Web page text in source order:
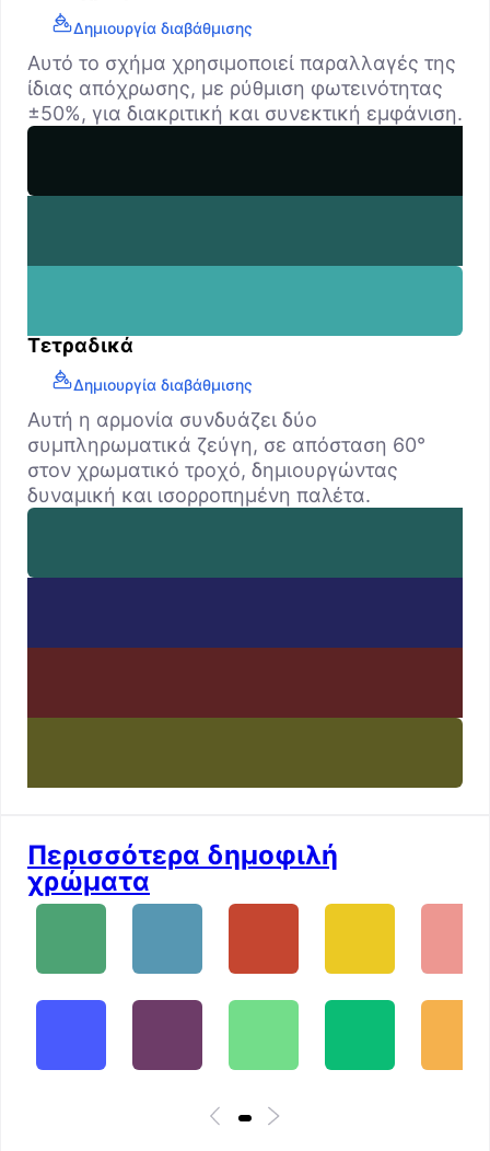
Δημιουργία διαβάθμισης
Αυτό το σχήμα χρησιμοποιεί παραλλαγές της
ίδιας απόχρωσης, με ρύθμιση φωτεινότητας
±50%, για διακριτική και συνεκτική εμφάνιση.
Τετραδικά
Δημιουργία διαβάθμισης
Αυτή η αρμονία συνδυάζει δύο
συμπληρωματικά ζεύγη, σε απόσταση 60°
στον χρωματικό τροχό, δημιουργώντας
δυναμική και ισορροπημένη παλέτα.
Περισσότερα δημοφιλή
χρώματα